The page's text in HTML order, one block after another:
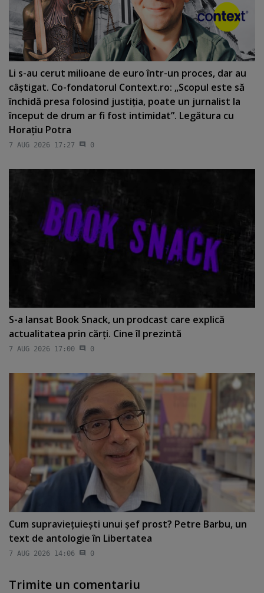
Li s-au cerut milioane de euro într-un proces, dar au
câştigat. Co-fondatorul Context.ro: „Scopul este să
închidă presa folosind justiţia, poate un jurnalist la
început de drum ar fi fost intimidat”. Legătura cu
Horaţiu Potra
7 AUG 2026 17:27 0
S-a lansat Book Snack, un prodcast care explică
actualitatea prin cărţi. Cine îl prezintă
7 AUG 2026 17:00 0
Cum supravieţuieşti unui şef prost? Petre Barbu, un
text de antologie în Libertatea
7 AUG 2026 14:06 0
Trimite un comentariu